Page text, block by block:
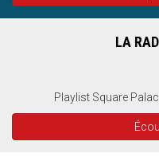
LA
Playlist Square